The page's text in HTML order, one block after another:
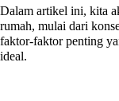
Dalam artikel ini, kita
rumah, mulai dari
faktor-faktor penting
ideal.